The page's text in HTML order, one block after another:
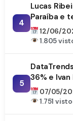
4
Lucas
Paraíba e
12/06/
1.805
5
36% e Ivan
07/05/
1.751